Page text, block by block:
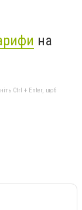
на
Ctrl + Enter, щоб